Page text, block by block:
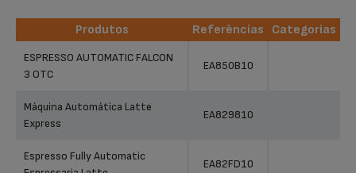
Produtos Referências
Categorias
ESPRESSO AUTOMATIC FALCON
3 OTC
EA850B10
Máquina Automática Latte
Express
EA829810
Espresso Fully Automatic
EA82FD10